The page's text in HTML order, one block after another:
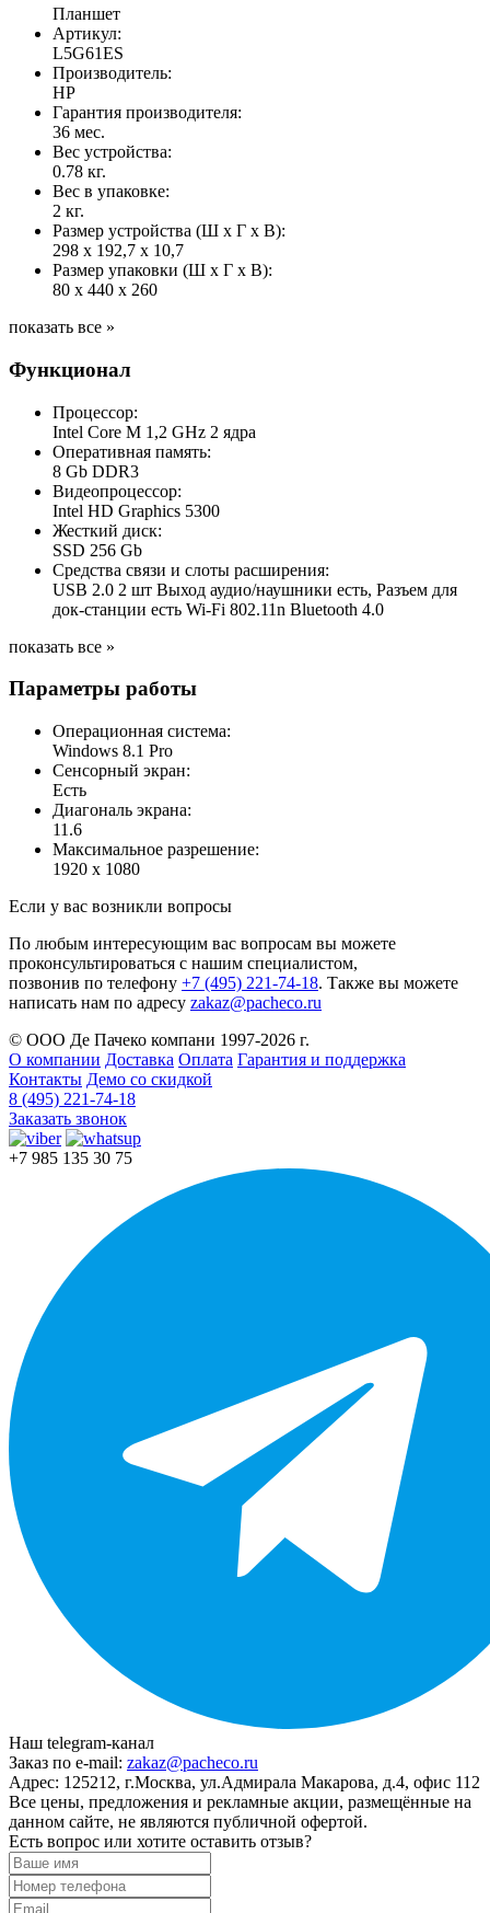
Планшет
Артикул:
L5G61ES
Производитель:
HP
Гарантия производителя:
36 мес.
Вес устройства:
0.78 кг.
Вес в упаковке:
2 кг.
Размер устройства (Ш x Г x В):
298 x 192,7 x 10,7
Размер упаковки (Ш x Г x В):
80 x 440 x 260
показать все »
Функционал
Процессор:
Intel Core M 1,2 GHz 2 ядра
Оперативная память:
8 Gb DDR3
Видеопроцессор:
Intel HD Graphics 5300
Жесткий диск:
SSD 256 Gb
Средства связи и слоты расширения:
USB 2.0 2 шт Выход аудио/наушники есть, Разъем для
док-станции есть Wi-Fi 802.11n Bluetooth 4.0
показать все »
Параметры работы
Операционная система:
Windows 8.1 Pro
Сенсорный экран:
Есть
Диагональ экрана:
11.6
Максимальное разрешение:
1920 x 1080
Если у вас возникли вопросы
По любым интересующим вас вопросам вы можете
проконсультироваться с нашим специалистом,
позвонив по телефону +7 (495) 221-74-18. Также вы можете
написать нам по адресу zakaz@pacheco.ru
© ООО Де Пачеко компани 1997-2026 г.
О компании Доставка Оплата Гарантия и поддержка
Контакты Демо со скидкой
8 (495) 221-74-18
Заказать звонок
+7 985 135 30 75
Наш telegram-канал
Заказ по e-mail: zakaz@pacheco.ru
Адрес: 125212, г.Москва, ул.Адмирала Макарова, д.4, офис 112
Все цены, предложения и рекламные акции, размещённые на
данном сайте, не являются публичной офертой.
Есть вопрос или хотите оставить отзыв?